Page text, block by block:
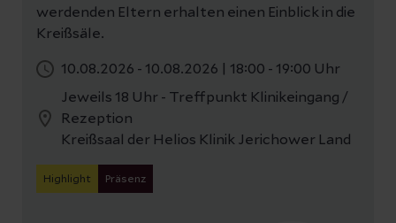
werdenden Eltern erhalten einen Einblick in die
Kreißsäle.
10.08.2026 - 10.08.2026
18:00 - 19:00 Uhr
Jeweils 18 Uhr - Treffpunkt Klinikeingang /
Rezeption
Kreißsaal der Helios Klinik Jerichower Land
Highlight Präsenz